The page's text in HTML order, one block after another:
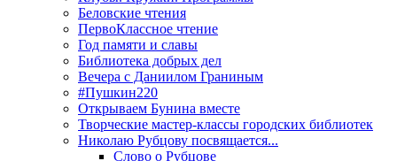
Беловские чтения
ПервоКлассное чтение
Год памяти и славы
Библиотека добрых дел
Вечера с Даниилом Граниным
#Пушкин220
Открываем Бунина вместе
Творческие мастер-классы городских библиотек
Николаю Рубцову посвящается...
Слово о Рубцове